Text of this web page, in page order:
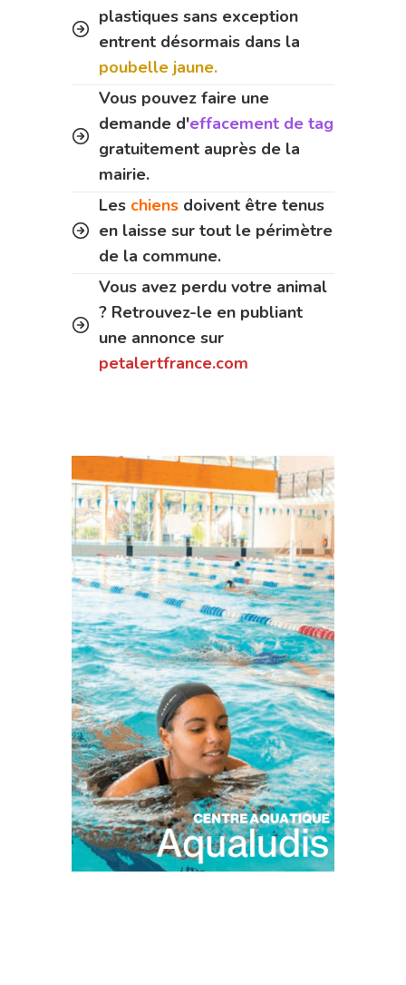
plastiques sans exception
entrent désormais dans la
poubelle jaune.
Vous pouvez faire une
demande d'effacement de tag
gratuitement auprès de la
mairie.
Les chiens doivent être tenus
en laisse sur tout le périmètre
de la commune.
Vous avez perdu votre animal
? Retrouvez-le en publiant
une annonce sur
petalertfrance.com